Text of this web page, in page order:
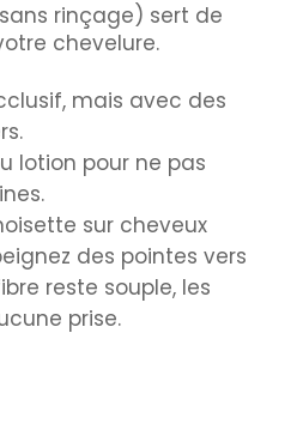
rinçage) sert de
chevelure.
mais avec des
lotion pour ne pas
sur cheveux
des pointes vers
reste souple, les
prise.